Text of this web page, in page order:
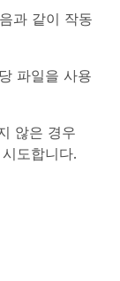
과 같이 작동
파일을 사용
않은 경우
도합니다.